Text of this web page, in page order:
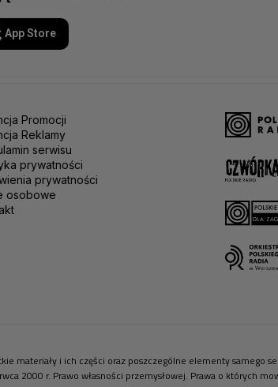
App Store
Promocji
Reklamy
serwisu
prywatności
prywatności
osobowe
materiały i ich części oraz poszczególne elementy
2000 r. Prawo własności przemysłowej. Prawa o których